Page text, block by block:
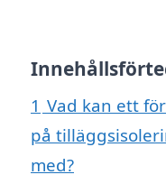
1 Vad kan ett
på
med?